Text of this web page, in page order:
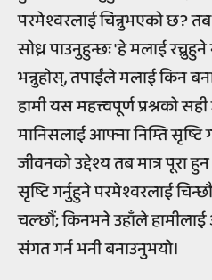
परमेश्वरलाई चिन्नुभएको छ? तब
सोध्न पाउनुहुन्छः 'हे मलाई
भन्नुहोस्, तपाईंले मलाई किन
हामी यस महत्त्वपूर्ण प्रश्नको
मानिसलाई आफ्ना निम्ति सृष्टि
जीवनको उद्देश्य तब मात्र पूरा
सृष्टि गर्नुहुने परमेश्वरलाई
चल्छौं; किनभने उहाँले
संगत गर्न भनी बनाउनुभयो।